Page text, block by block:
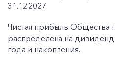
31.12.2027.
Чистая прибыль Общества
распределена на
года и накопления.